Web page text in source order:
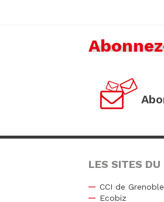
LES SITES DU
CCI de Grenoble
Ecobiz